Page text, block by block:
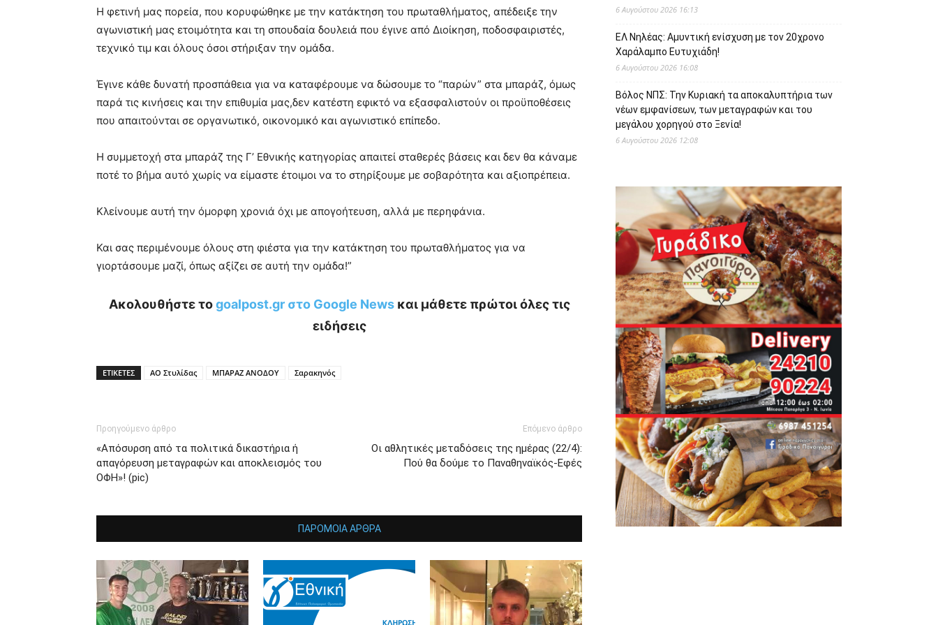
Η φετινή μας πορεία, που κορυφώθηκε με την κατάκτηση του πρωταθλήματος, απέδειξε την
αγωνιστική μας ετοιμότητα και τη σπουδαία δουλειά που έγινε από Διοίκηση, ποδοσφαιριστές,
τεχνικό τιμ και όλους όσοι στήριξαν την ομάδα.
Έγινε κάθε δυνατή προσπάθεια για να καταφέρουμε να δώσουμε το “παρών” στα μπαράζ, όμως
παρά τις κινήσεις και την επιθυμία μας,δεν κατέστη εφικτό να εξασφαλιστούν οι προϋποθέσεις
που απαιτούνται σε οργανωτικό, οικονομικό και αγωνιστικό επίπεδο.
Η συμμετοχή στα μπαράζ της Γ’ Εθνικής κατηγορίας απαιτεί σταθερές βάσεις και δεν θα κάναμε
ποτέ το βήμα αυτό χωρίς να είμαστε έτοιμοι να το στηρίξουμε με σοβαρότητα και αξιοπρέπεια.
Κλείνουμε αυτή την όμορφη χρονιά όχι με απογοήτευση, αλλά με περηφάνια.
Και σας περιμένουμε όλους στη φιέστα για την κατάκτηση του πρωταθλήματος για να
γιορτάσουμε μαζί, όπως αξίζει σε αυτή την ομάδα!”
Ακολουθήστε τοgoalpost.gr στο Google Newsκαι μάθετε πρώτοι όλες τις
ειδήσεις
ΕΤΙΚΕΤΕΣ ΑΟ Στυλίδας ΜΠΑΡΑΖ ΑΝΟΔΟΥ Σαρακηνός
Προηγούμενο άρθρο
«Απόσυρση από τα πολιτικά δικαστήρια ή
απαγόρευση μεταγραφών και αποκλεισμός του
ΟΦΗ»! (pic)
Επόμενο άρθρο
Οι αθλητικές μεταδόσεις της ημέρας (22/4):
Πού θα δούμε το Παναθηναϊκός-Εφές
ΠΑΡΟΜΟΙΑ ΑΡΘΡΑ
6 Αυγούστου 2026 16:13
ΕΛ Νηλέας: Αμυντική ενίσχυση με τον 20χρονο
Χαράλαμπο Ευτυχιάδη!
6 Αυγούστου 2026 16:08
Βόλος ΝΠΣ: Την Κυριακή τα αποκαλυπτήρια των
νέων εμφανίσεων, των μεταγραφών και του
μεγάλου χορηγού στο Ξενία!
6 Αυγούστου 2026 12:08